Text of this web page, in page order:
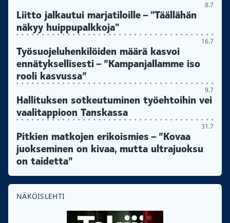
8.7
Liitto jalkautui marjatiloille – "Täällähän
näkyy huippupalkkoja"
16.7
Työsuojeluhenkilöiden määrä kasvoi
ennätyksellisesti – ”Kampanjallamme iso
rooli kasvussa”
9.7
Hallituksen sotkeutuminen työehtoihin vei
vaalitappioon Tanskassa
31.7
Pitkien matkojen erikoismies – ”Kovaa
juokseminen on kivaa, mutta ultrajuoksu
on taidetta”
NÄKÖISLEHTI